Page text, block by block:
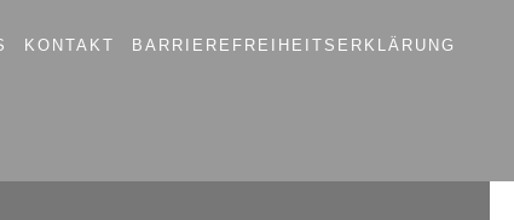
KONTAKT BARRIEREFREIHEITSERKLÄRUNG